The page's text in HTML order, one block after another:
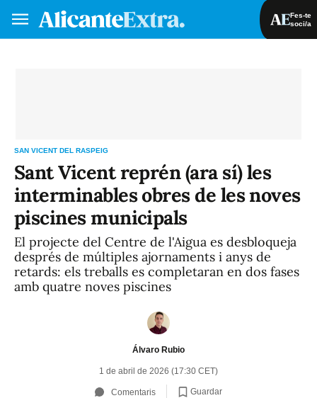
Fes-te
soci/a
SAN VICENT DEL RASPEIG
Sant Vicent reprén (ara sí) les
interminables obres de les noves
piscines municipals
El projecte del Centre de l'Aigua es desbloqueja
després de múltiples ajornaments i anys de
retards: els treballs es completaran en dos fases
amb quatre noves piscines
Álvaro Rubio
1 de abril de 2026 (17:30 CET)
Comentaris Guardar